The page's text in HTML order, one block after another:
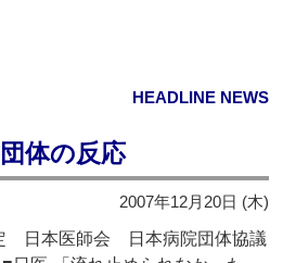
HEADLINE NEWS
体の反応
2007年12月20日 (木)
日本医師会 日本病院団体協議